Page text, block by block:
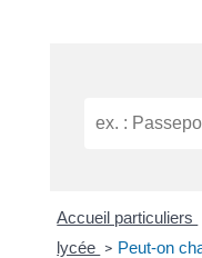
Accueil particuliers
lycée > Peut-on